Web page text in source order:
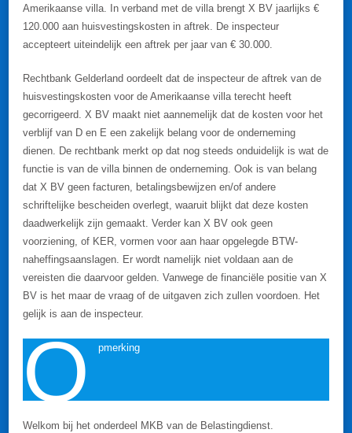
Amerikaanse villa. In verband met de villa brengt X BV jaarlijks €
120.000 aan huisvestingskosten in aftrek. De inspecteur
accepteert uiteindelijk een aftrek per jaar van € 30.000.
Rechtbank Gelderland oordeelt dat de inspecteur de aftrek van de
huisvestingskosten voor de Amerikaanse villa terecht heeft
gecorrigeerd. X BV maakt niet aannemelijk dat de kosten voor het
verblijf van D en E een zakelijk belang voor de onderneming
dienen. De rechtbank merkt op dat nog steeds onduidelijk is wat de
functie is van de villa binnen de onderneming. Ook is van belang
dat X BV geen facturen, betalingsbewijzen en/of andere
schriftelijke bescheiden overlegt, waaruit blijkt dat deze kosten
daadwerkelijk zijn gemaakt. Verder kan X BV ook geen
voorziening, of KER, vormen voor aan haar opgelegde BTW-
naheffingsaanslagen. Er wordt namelijk niet voldaan aan de
vereisten die daarvoor gelden. Vanwege de financiële positie van X
BV is het maar de vraag of de uitgaven zich zullen voordoen. Het
gelijk is aan de inspecteur.
O pmerking
Welkom bij het onderdeel MKB van de Belastingdienst.